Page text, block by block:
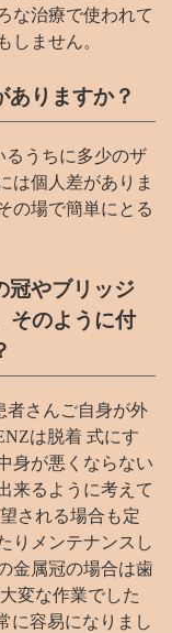
な治療で使われて
しません。
りますか？
うちに多少のザ
は個人差がありま
の場で簡単にとる
やブリッジ
そのように付
さんご自身が外
は脱着 式にす
身が悪くならない
来るように考えて
される場合も定
りメンテナンスし
金属冠の場合は歯
変な作業でした
に容易になりまし